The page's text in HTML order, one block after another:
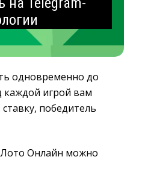
одновременно до
каждой игрой вам
ставку, победитель
Лото Онлайн можно